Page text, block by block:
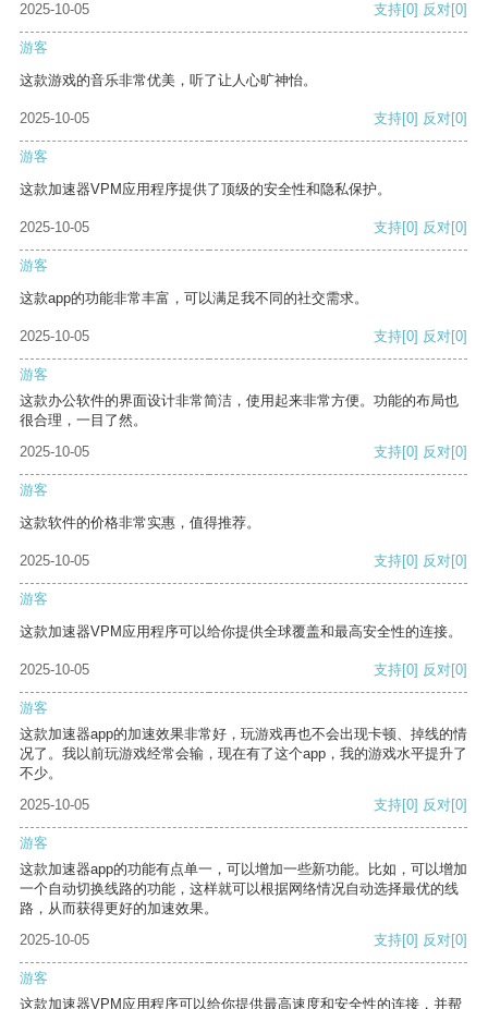
2025-10-05 支持[0] 反对[0]
游客
这款游戏的音乐非常优美，听了让人心旷神怡。
2025-10-05 支持[0] 反对[0]
游客
这款加速器VPM应用程序提供了顶级的安全性和隐私保护。
2025-10-05 支持[0] 反对[0]
游客
这款app的功能非常丰富，可以满足我不同的社交需求。
2025-10-05 支持[0] 反对[0]
游客
这款办公软件的界面设计非常简洁，使用起来非常方便。功能的布局也
很合理，一目了然。
2025-10-05
支持[0] 反对[0]
游客
这款软件的价格非常实惠，值得推荐。
2025-10-05 支持[0] 反对[0]
游客
这款加速器VPM应用程序可以给你提供全球覆盖和最高安全性的连接。
2025-10-05 支持[0] 反对[0]
游客
这款加速器app的加速效果非常好，玩游戏再也不会出现卡顿、掉线的情
况了。我以前玩游戏经常会输，现在有了这个app，我的游戏水平提升了
不少。
2025-10-05
支持[0] 反对[0]
游客
这款加速器app的功能有点单一，可以增加一些新功能。比如，可以增加
一个自动切换线路的功能，这样就可以根据网络情况自动选择最优的线
路，从而获得更好的加速效果。
2025-10-05
支持[0] 反对[0]
游客
这款加速器VPM应用程序可以给你提供最高速度和安全性的连接，并帮